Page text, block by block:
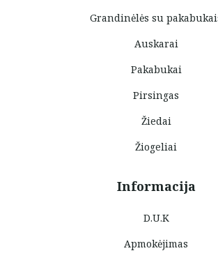
Grandinėlės su
Auskarai
Pakabukai
Pirsingas
Žiedai
Žiogeliai
Informacija
D.U.K
Apmokėjimas